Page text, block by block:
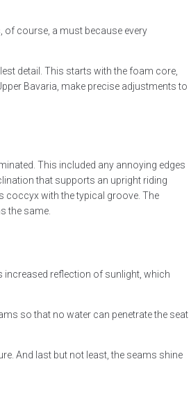
of course, a must because every
detail. This starts with the foam core,
Bavaria, make precise adjustments to
This included any annoying edges
that supports an upright riding
coccyx with the typical groove. The
the same.
reflection of sunlight, which
so that no water can penetrate the seat
And last but not least, the seams shine